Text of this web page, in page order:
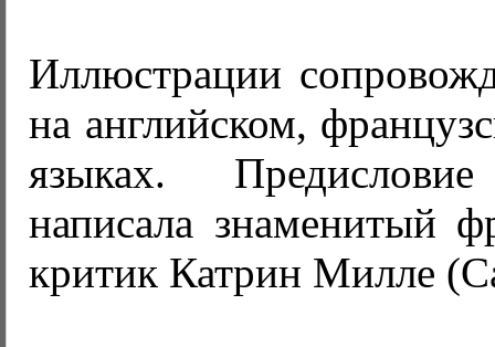
Иллюстрации
на английском,
языках.
написала знаменитый
критик Катрин Милле